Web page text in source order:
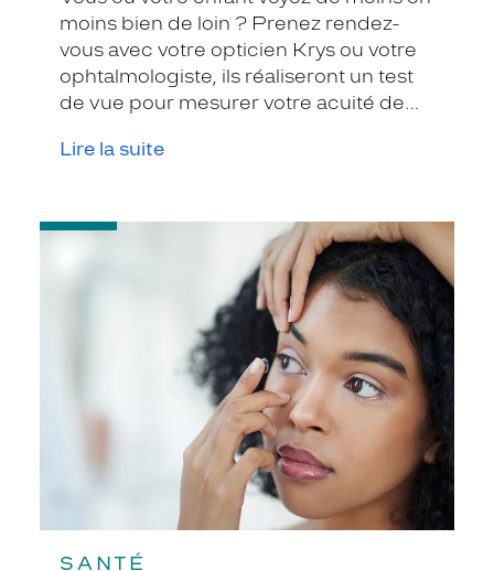
moins bien de loin ? Prenez rendez-
vous avec votre opticien Krys ou votre
ophtalmologiste, ils réaliseront un test
de vue pour mesurer votre acuité de
Lire la suite
SANTÉ
-